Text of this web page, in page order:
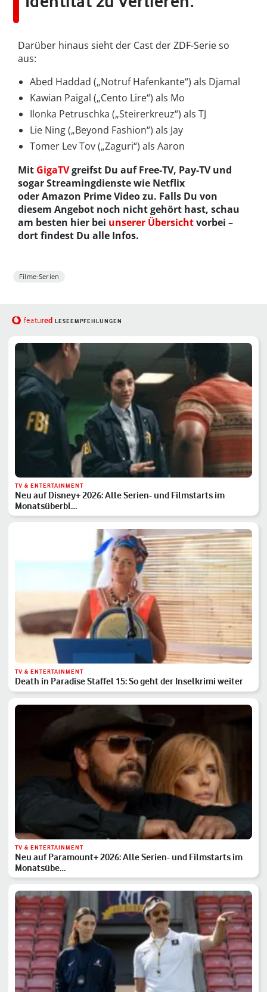
Darüber hinaus sieht der Cast der ZDF-Serie so
aus:
Abed Haddad („Notruf Hafenkante“) als Djamal
Kawian Paigal („Cento Lire“) als Mo
Ilonka Petruschka („Steirerkreuz“) als TJ
Lie Ning („Beyond Fashion“) als Jay
Tomer Lev Tov („Zaguri“) als Aaron
Mit GigaTVgreifst Du auf Free-TV, Pay-TV und
sogar Streamingdienste wie Netflix
oder Amazon Prime Video zu. Falls Du von
diesem Angebot noch nicht gehört hast, schau
am besten hier bei unserer Übersichtvorbei –
dort findest Du alle Infos.
Filme-Serien
featured LESEEMPFEHLUNGEN
TV & ENTERTAINMENT
Neu auf Disney+ 2026: Alle Serien- und Filmstarts im
Monatsüberbl…
TV & ENTERTAINMENT
Death in Paradise Staffel 15: So geht der Inselkrimi weiter
TV & ENTERTAINMENT
Neu auf Paramount+ 2026: Alle Serien- und Filmstarts im
Monatsübe…